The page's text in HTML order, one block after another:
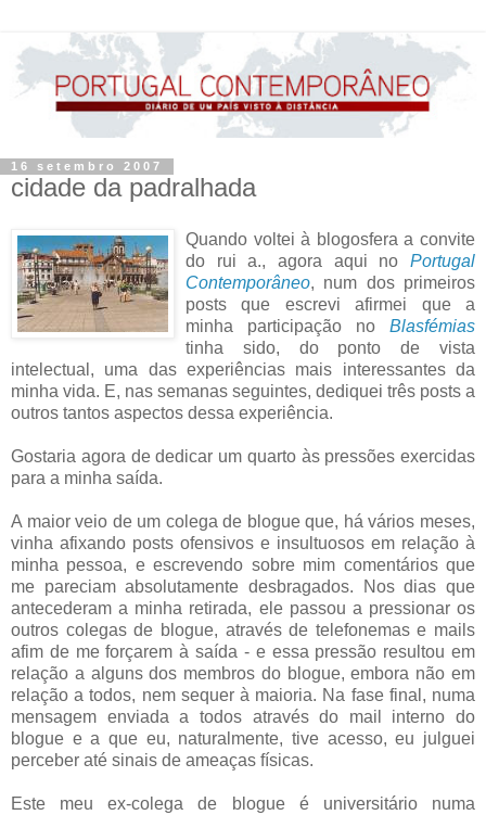
16 setembro 2007
cidade da padralhada
Quando voltei à blogosfera a convite
do rui a., agora aqui no Portugal
Contemporâneo, num dos primeiros
posts que escrevi afirmei que a
minha participação no Blasfémias
tinha sido, do ponto de vista
intelectual, uma das experiências mais interessantes da
minha vida. E, nas semanas seguintes, dediquei três posts a
outros tantos aspectos dessa experiência.
Gostaria agora de dedicar um quarto às pressões exercidas
para a minha saída.
A maior veio de um colega de blogue que, há vários meses,
vinha afixando posts ofensivos e insultuosos em relação à
minha pessoa, e escrevendo sobre mim comentários que
me pareciam absolutamente desbragados. Nos dias que
antecederam a minha retirada, ele passou a pressionar os
outros colegas de blogue, através de telefonemas e mails
afim de me forçarem à saída - e essa pressão resultou em
relação a alguns dos membros do blogue, embora não em
relação a todos, nem sequer à maioria. Na fase final, numa
mensagem enviada a todos através do mail interno do
blogue e a que eu, naturalmente, tive acesso, eu julguei
perceber até sinais de ameaças físicas.
Este meu ex-colega de blogue é universitário numa